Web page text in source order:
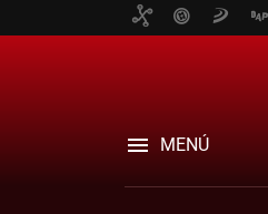
MENÚ